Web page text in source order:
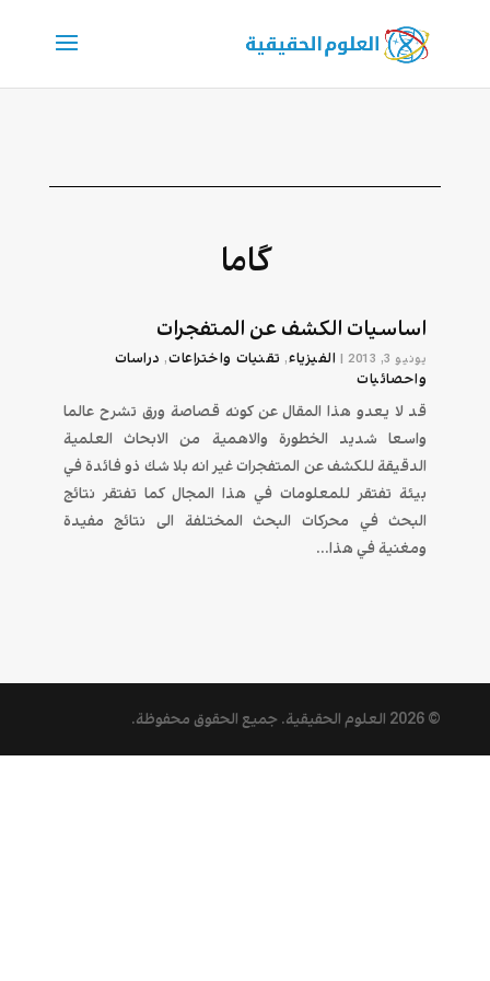
گاما
اساسيات الكشف عن المتفجرات
يونيو 3, 2013 | الفيزياء, تقنیات واختراعات, دراسات
واحصائيات
قد لا يعدو هذا المقال عن كونه قصاصة ورق تشرح عالما
واسعا شديد الخطورة والاهمية من الابحاث العلمية
الدقيقة للكشف عن المتفجرات غير انه بلا شك ذو فائدة في
بيئة تفتقر للمعلومات في هذا المجال كما تفتقر نتائج
البحث في محركات البحث المختلفة الى نتائج مفيدة
ومغنية في هذا...
© 2026 العلوم الحقيقية. جميع الحقوق محفوظة.